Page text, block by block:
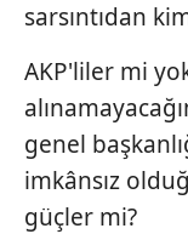
sarsıntıdan
AKP'liler mi
genel
imkânsız
güçler mi?